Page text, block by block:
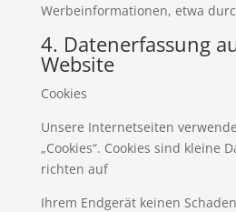
Werbeinformationen, etwa
4. Datenerfassung
Website
Cookies
Unsere Internetseiten
„Cookies“. Cookies sind kleine
richten auf
Ihrem Endgerät keinen